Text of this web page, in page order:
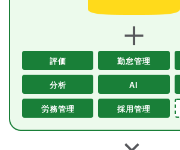
＋
評価 勤怠管理
分析 AI
労務管理 採用管理